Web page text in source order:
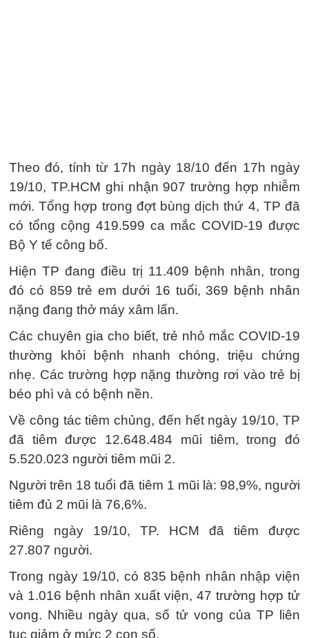
Theo đó, tính từ 17h ngày 18/10 đến 17h ngày
19/10, TP.HCM ghi nhận 907 trường hợp nhiễm
mới. Tổng hợp trong đợt bùng dịch thứ 4, TP đã
có tổng cộng 419.599 ca mắc COVID-19 được
Bộ Y tế công bố.
Hiện TP đang điều trị 11.409 bệnh nhân, trong
đó có 859 trẻ em dưới 16 tuổi, 369 bệnh nhân
nặng đang thở máy xâm lấn.
Các chuyên gia cho biết, trẻ nhỏ mắc COVID-19
thường khỏi bệnh nhanh chóng, triệu chứng
nhẹ. Các trường hợp nặng thường rơi vào trẻ bị
béo phì và có bệnh nền.
Về công tác tiêm chủng, đến hết ngày 19/10, TP
đã tiêm được 12.648.484 mũi tiêm, trong đó
5.520.023 người tiêm mũi 2.
Người trên 18 tuổi đã tiêm 1 mũi là: 98,9%, người
tiêm đủ 2 mũi là 76,6%.
Riêng ngày 19/10, TP. HCM đã tiêm được
27.807 người.
Trong ngày 19/10, có 835 bệnh nhân nhập viện
và 1.016 bệnh nhân xuất viện, 47 trường hợp tử
vong. Nhiều ngày qua, số tử vong của TP liên
tục giảm ở mức 2 con số.